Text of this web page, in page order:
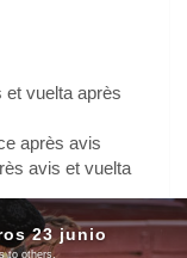
et vuelta après
après avis
avis et vuelta